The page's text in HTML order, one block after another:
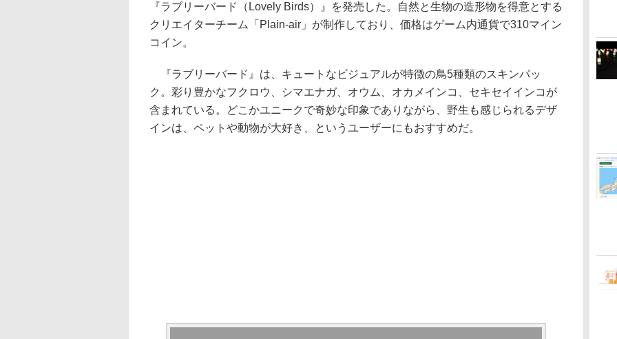
『ラブリーバード（Lovely Birds）』を発売した。自然と生物の造形物を得意とする
クリエイターチーム「Plain-air」が制作しており、価格はゲーム内通貨で310マイン
コイン。
『ラブリーバード』は、キュートなビジュアルが特徴の鳥5種類のスキンパッ
ク。彩り豊かなフクロウ、シマエナガ、オウム、オカメインコ、セキセイインコが
含まれている。どこかユニークで奇妙な印象でありながら、野生も感じられるデザ
インは、ペットや動物が大好き、というユーザーにもおすすめだ。